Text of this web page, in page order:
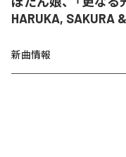
HARUKA, SAKURA
新曲情報